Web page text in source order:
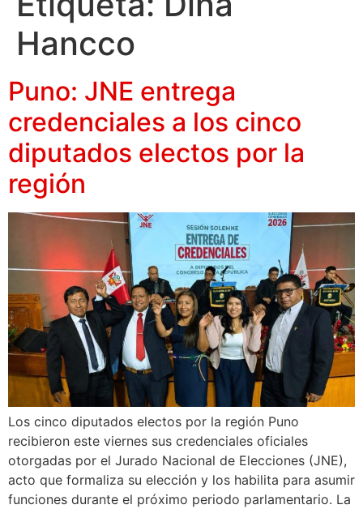
Hancco
Puno: JNE entrega
credenciales a los cinco
diputados electos por la
región
Los cinco diputados electos por la región Puno
recibieron este viernes sus credenciales oficiales
otorgadas por el Jurado Nacional de Elecciones (JNE),
acto que formaliza su elección y los habilita para asumir
funciones durante el próximo periodo parlamentario. La